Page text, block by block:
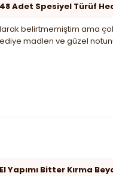
Adet Spesiyel Türüf
belirtmemiştim ama
madlen ve güzel
Yapımı Bitter Kırma